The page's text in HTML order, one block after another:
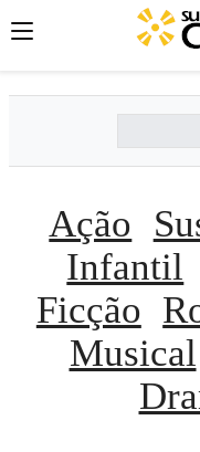
Ação
Infantil
Ficção
Musical